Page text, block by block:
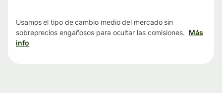
Usamos el tipo de cambio medio del mercado sin
sobreprecios engañosos para ocultar las comisiones. Más
info